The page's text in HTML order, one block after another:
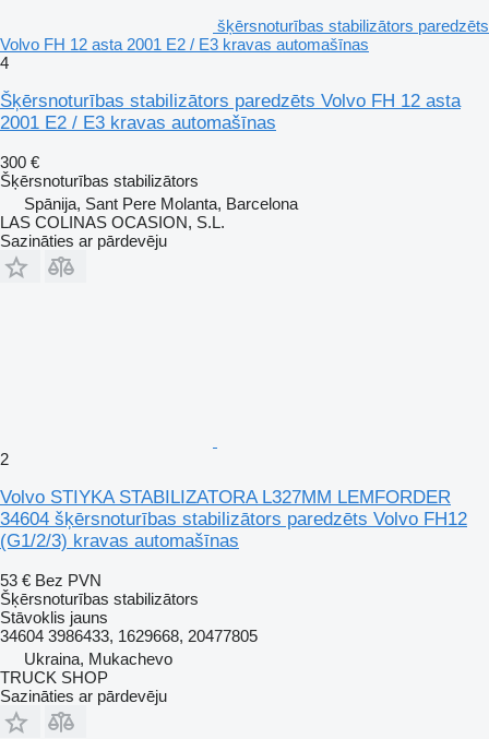
šķērsnoturības stabilizātors paredzēts
Volvo FH 12 asta 2001 E2 / E3 kravas automašīnas
4
Šķērsnoturības stabilizātors paredzēts Volvo FH 12 asta
2001 E2 / E3 kravas automašīnas
300 €
Šķērsnoturības stabilizātors
Spānija, Sant Pere Molanta, Barcelona
LAS COLINAS OCASION, S.L.
Sazināties ar pārdevēju
2
Volvo STIYKA STABILIZATORA L327MM LEMFORDER
34604 šķērsnoturības stabilizātors paredzēts Volvo FH12
(G1/2/3) kravas automašīnas
53 € Bez PVN
Šķērsnoturības stabilizātors
Stāvoklis jauns
34604 3986433, 1629668, 20477805
Ukraina, Mukachevo
TRUCK SHOP
Sazināties ar pārdevēju